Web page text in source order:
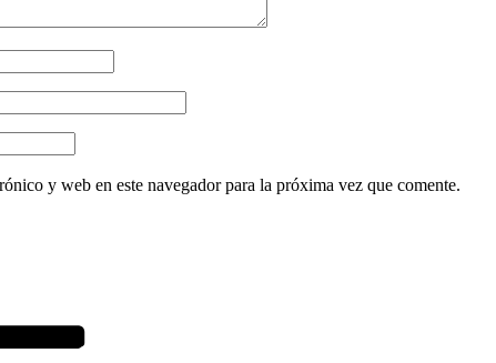
y web en este navegador para la próxima vez que comente.